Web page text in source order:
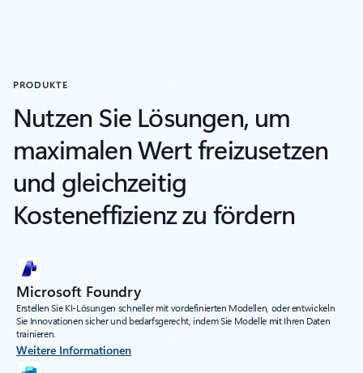
PRODUKTE
Nutzen Sie Lösungen, um
maximalen Wert freizusetzen
und gleichzeitig
Kosteneffizienz zu fördern
Microsoft Foundry
Erstellen Sie KI-Lösungen schneller mit vordefinierten Modellen, oder entwickeln
Sie Innovationen sicher und bedarfsgerecht, indem Sie Modelle mit Ihren Daten
trainieren.
Weitere Informationen